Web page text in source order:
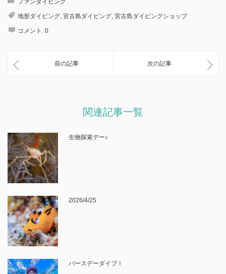
地形ダイビング 宮古島ダイビング 宮古島ダイビングショップ
コメント: 0
前の記事 次の記事
関連記事一覧
生物探索デー♪
2026/4/25
バースデーダイブ！